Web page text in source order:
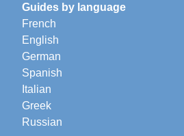
Guides by language
French
English
German
Spanish
Italian
Greek
Russian